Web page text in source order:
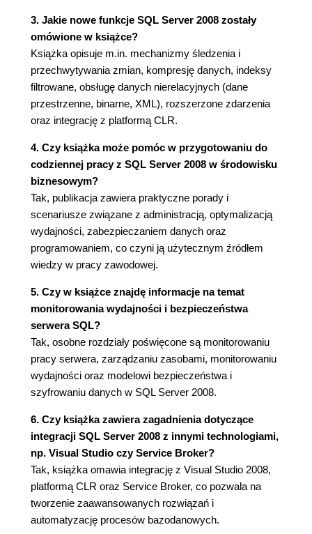
Podwajanie baz danych (dotyczy edycji
Enterprise) (88)
Architektura funkcjonalności podwajania baz
danych (88)
Automatyczne naprawianie stron danych (92)
Kompresja dziennika transakcyjnego (94)
(95)
Działanie migawek baz danych (96)
Tworzenie migawek baz danych (97)
Migawki baz danych a funkcjonalność
podwajania baz danych (99)
Zastosowanie migawek baz danych (100)
Kompresja kopii zapasowych (dotyczy edycji
Enterprise) (101)
zapasowej (102)
Porównanie kopii zapasowych
skompresowanych i nieskompresowanych
(103)
Replikacja Peer-to-Peer (dotyczy edycji
Enterprise) (105)
Nowości w replikacji Peer-to-Peer w
serwerze SQL 2008 (106)
Topologia (106)
Konfiguracja replikacji (108)
Konflikty w replikacji Peer-to-Peer (120)
Rozdział 4. Nowe funkcje serwera SQL (125)
Mechanizm śledzenia zmian (126)
Działanie mechanizmu śledzenia zmian (126)
3. Jakie nowe funkcje SQL Server 2008 zostały
omówione w książce?
Książka opisuje m.in. mechanizmy śledzenia i
przechwytywania zmian, kompresję danych, indeksy
filtrowane, obsługę danych nierelacyjnych (dane
przestrzenne, binarne, XML), rozszerzone zdarzenia
oraz integrację z platformą CLR.
4. Czy książka może pomóc w przygotowaniu do
codziennej pracy z SQL Server 2008 w środowisku
biznesowym?
Tak, publikacja zawiera praktyczne porady i
scenariusze związane z administracją, optymalizacją
wydajności, zabezpieczaniem danych oraz
programowaniem, co czyni ją użytecznym źródłem
wiedzy w pracy zawodowej.
5. Czy w książce znajdę informacje na temat
monitorowania wydajności i bezpieczeństwa
serwera SQL?
Tak, osobne rozdziały poświęcone są monitorowaniu
pracy serwera, zarządzaniu zasobami, monitorowaniu
wydajności oraz modelowi bezpieczeństwa i
szyfrowaniu danych w SQL Server 2008.
6. Czy książka zawiera zagadnienia dotyczące
integracji SQL Server 2008 z innymi technologiami,
np. Visual Studio czy Service Broker?
Tak, książka omawia integrację z Visual Studio 2008,
platformą CLR oraz Service Broker, co pozwala na
tworzenie zaawansowanych rozwiązań i
automatyzację procesów bazodanowych.